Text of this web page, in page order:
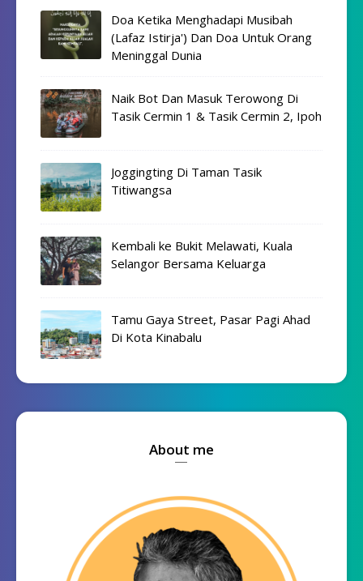
Doa Ketika Menghadapi Musibah
(Lafaz Istirja') Dan Doa Untuk Orang
Meninggal Dunia
Naik Bot Dan Masuk Terowong Di
Tasik Cermin 1 & Tasik Cermin 2, Ipoh
Joggingting Di Taman Tasik
Titiwangsa
Kembali ke Bukit Melawati, Kuala
Selangor Bersama Keluarga
Tamu Gaya Street, Pasar Pagi Ahad
Di Kota Kinabalu
About me